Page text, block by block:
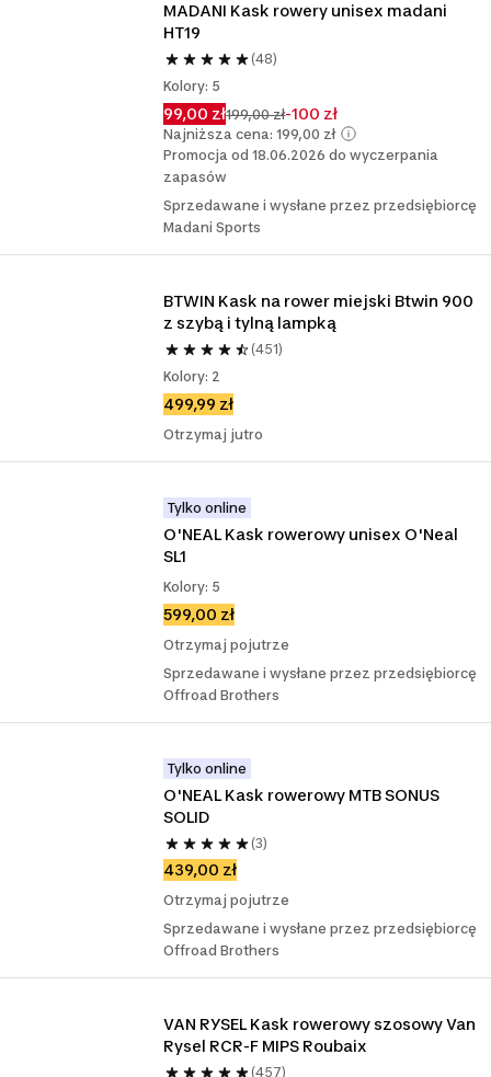
MADANI Kask rowery unisex madani
HT19
(48)
Kolory: 5
99,00 zł199,00 zł-100 zł
Najniższa cena: 199,00 zł
Promocja od 18.06.2026 do wyczerpania
zapasów
Sprzedawane i wysłane przez przedsiębiorcę
Madani Sports
BTWIN Kask na rower miejski Btwin 900
z szybą i tylną lampką
(451)
Kolory: 2
499,99 zł
Otrzymaj jutro
Tylko online
O'NEAL Kask rowerowy unisex O'Neal
SL1
Kolory: 5
599,00 zł
Otrzymaj pojutrze
Sprzedawane i wysłane przez przedsiębiorcę
Offroad Brothers
Tylko online
O'NEAL Kask rowerowy MTB SONUS
SOLID
(3)
439,00 zł
Otrzymaj pojutrze
Sprzedawane i wysłane przez przedsiębiorcę
Offroad Brothers
VAN RYSEL Kask rowerowy szosowy Van
Rysel RCR-F MIPS Roubaix
(457)